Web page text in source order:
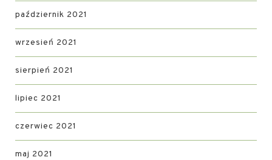
październik 2021
wrzesień 2021
sierpień 2021
lipiec 2021
czerwiec 2021
maj 2021